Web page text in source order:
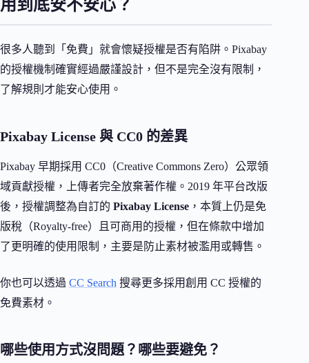
用到底安不安心？
很多人聽到「免費」就會懷疑授權是否有陷阱。Pixabay
的授權機制確實經過嚴謹設計，但不是完全沒有限制，
了解規則才能安心使用。
Pixabay License 與 CC0 的差異
Pixabay 早期採用 CC0（Creative Commons Zero）公眾領
域貢獻授權，上傳者完全放棄著作權。2019 年平台改版
後，授權調整為自訂的 Pixabay License ，本質上仍是免
版稅（Royalty-free）且可商用的授權，但在條款中增加
了更明確的使用限制，主要是防止素材被濫用或轉售。
你也可以透過 CC Search 搜尋更多採用創用 CC 授權的
免費素材。
哪些使用方式沒問題？哪些要避免？